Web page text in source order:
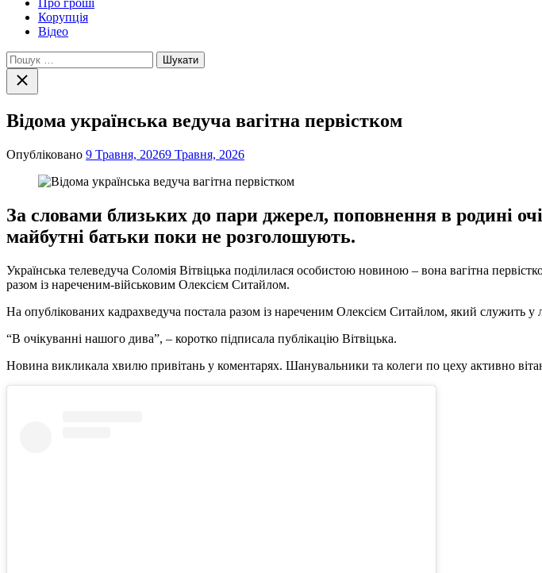
Про гроші
Корупція
Відео
Пошук:
Закрити
пошук
Відома українська ведуча вагітна первістком
Опубліковано 9 Травня, 20269 Травня, 2026
За словами близьких до пари джерел, поповнення в родині
майбутні батьки поки не розголошують.
Українська телеведуча Соломія Вітвіцька поділилася особистою новиною – вона вагітна
разом із нареченим-військовим Олексієм Ситайлом.
На опублікованих кадрахведуча постала разом із нареченим Олексієм Ситайлом, який
“В очікуванні нашого дива”, – коротко підписала публікацію Вітвіцька.
Новина викликала хвилю привітань у коментарях. Шанувальники та колеги по цеху активно